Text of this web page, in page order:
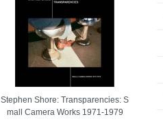
Stephen Shore: Transparencies: S
mall Camera Works 1971-1979